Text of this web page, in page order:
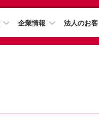
企業情報 法人のお客